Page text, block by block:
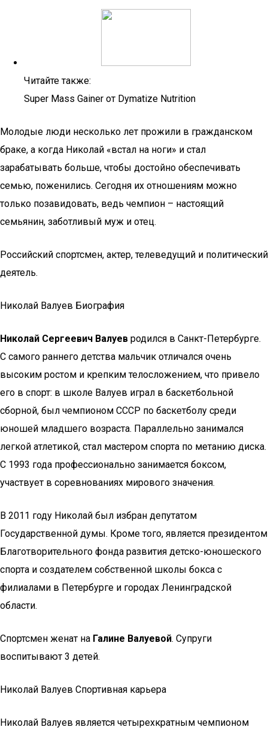
Читайте также:
Super Mass Gainer от Dymatize Nutrition
Молодые люди несколько лет прожили в гражданском
браке, а когда Николай «встал на ноги» и стал
зарабатывать больше, чтобы достойно обеспечивать
семью, поженились. Сегодня их отношениям можно
только позавидовать, ведь чемпион – настоящий
семьянин, заботливый муж и отец.
Российский спортсмен, актер, телеведущий и политический
деятель.
Николай Валуев Биография
Николай Сергеевич Валуев родился в Санкт-Петербурге.
С самого раннего детства мальчик отличался очень
высоким ростом и крепким телосложением, что привело
его в спорт: в школе Валуев играл в баскетбольной
сборной, был чемпионом СССР по баскетболу среди
юношей младшего возраста. Параллельно занимался
легкой атлетикой, стал мастером спорта по метанию диска.
С 1993 года профессионально занимается боксом,
участвует в соревнованиях мирового значения.
В 2011 году Николай был избран депутатом
Государственной думы. Кроме того, является президентом
Благотворительного фонда развития детско-юношеского
спорта и создателем собственной школы бокса с
филиалами в Петербурге и городах Ленинградской
области.
Спортсмен женат на Галине Валуевой. Супруги
воспитывают 3 детей.
Николай Валуев Спортивная карьера
Николай Валуев является четырехкратным чемпионом